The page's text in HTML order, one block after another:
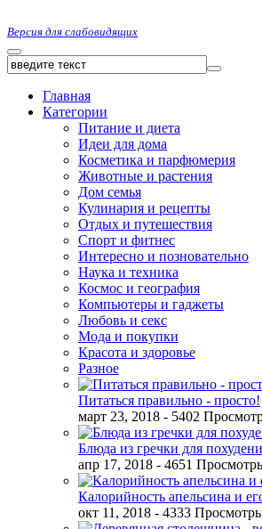
Версия для слабовидящих
Главная
Категории
Питание и диета
Идеи для дома
Косметика и парфюмерия
Животные и растения
Дом семья
Кулинария и рецепты
Отдых и путешествия
Спорт и фитнес
Интересно и позновательно
Наука и техника
Космос и география
Компьютеры и гаджеты
Любовь и секс
Мода и покупки
Красота и здоровье
Разное
Питаться правильно - просто!
март 23, 2018 - 5402
Блюда из гречки для
апр 17, 2018 - 4651
Калорийность апельсина и
окт 11, 2018 - 4333